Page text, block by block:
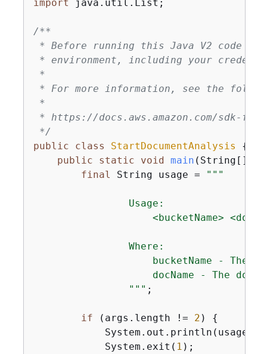
import java.util.List;
/**
* Before running this Java V2 code
* environment, including your
*
* For more information, see the
*
* https://docs.aws.amazon.com/sdk-
*/
public
class StartDocumentAnalysis
{
public
static void main (String[]
final
String usage = "" "
                Usage:
<bucketName>
                Where:
bucketName - The
docName - The
                "
"" ;
if (args.length != 2 ) {
            System.out.println(usage);
            System.exit(
1 );